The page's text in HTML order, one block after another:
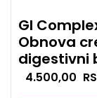
GI
Obnova
digestivni
4.500,00